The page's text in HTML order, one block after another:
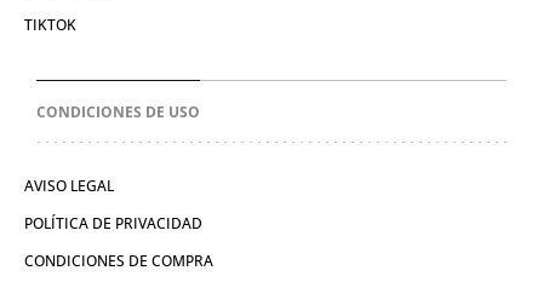
TIKTOK
CONDICIONES DE USO
AVISO LEGAL
POLÍTICA DE PRIVACIDAD
CONDICIONES DE COMPRA